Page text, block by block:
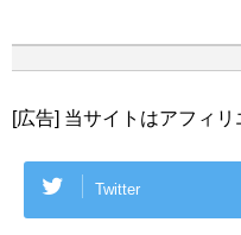
[広告] 当サイトはアフィリ
Twitter